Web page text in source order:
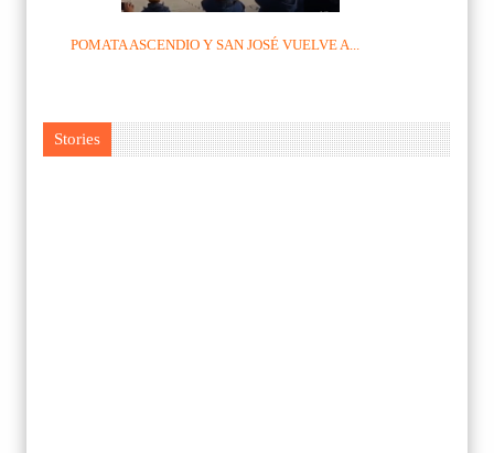
POMATA ASCENDIO Y SAN JOSÉ VUELVE A...
Stories